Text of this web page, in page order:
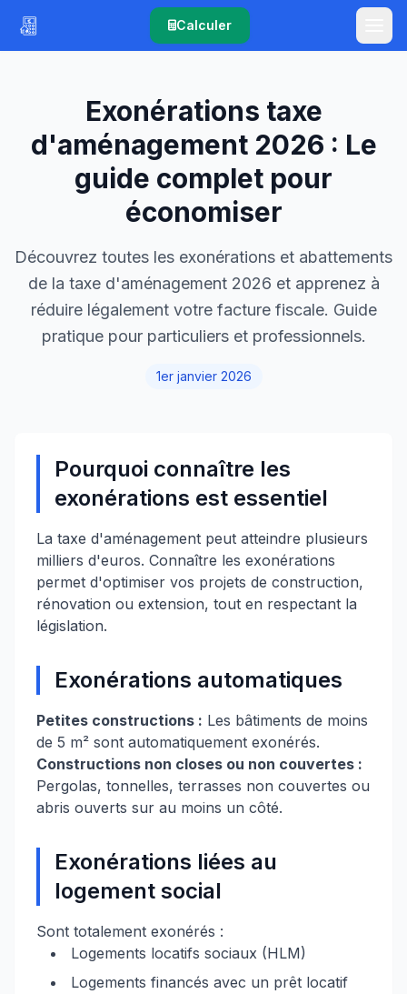
Calculer
Exonérations taxe
d'aménagement 2026 : Le
guide complet pour
économiser
Découvrez toutes les exonérations et abattements
de la taxe d'aménagement 2026 et apprenez à
réduire légalement votre facture fiscale. Guide
pratique pour particuliers et professionnels.
1er janvier 2026
Pourquoi connaître les
exonérations est essentiel
La taxe d'aménagement peut atteindre plusieurs
milliers d'euros. Connaître les exonérations
permet d'optimiser vos projets de construction,
rénovation ou extension, tout en respectant la
législation.
Exonérations automatiques
Petites constructions : Les bâtiments de moins
de 5 m² sont automatiquement exonérés.
Constructions non closes ou non couvertes :
Pergolas, tonnelles, terrasses non couvertes ou
abris ouverts sur au moins un côté.
Exonérations liées au
logement social
Sont totalement exonérés :
Logements locatifs sociaux (HLM)
Logements financés avec un prêt locatif